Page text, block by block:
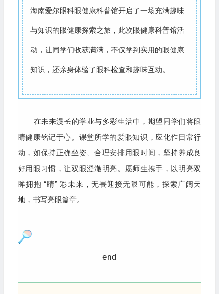
海南爱尔眼科眼健康科普馆开启了一场充满趣味
与知识的眼健康探索之旅，此次眼健康科普馆活
动，让同学们收获满满，不仅学到实用的眼健康
知识，还亲身体验了眼科检查和趣味互动。
在未来漫长的学业与多彩生活中，期望同学们将眼
睛健康铭记于心。课堂所学的爱眼知识，应化作日常行
动，如保持正确坐姿、合理安排用眼时间，坚持养成良
好用眼习惯，让双眼澄澈明亮。愿师生携手，以明亮双
眸拥抱 “睛” 彩未来，无畏迎接无限可能，探索广阔天
地，书写亮眼篇章。
end